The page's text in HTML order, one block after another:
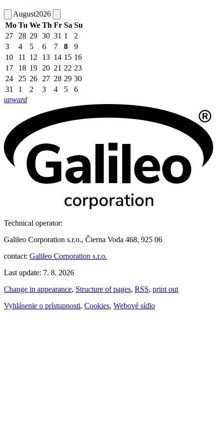
August2026
Mo Tu We Th Fr Sa Su
27
28 29 30 31 1
2
3
4 5 6 7 8
9
10
11 12 13 14 15 16
17
18 19 20 21 22 23
24
25 26 27 28 29 30
31
1 2 3 4 5
6
upward
Technical operator:
Galileo Corporation s.r.o., Čierna Voda 468, 925 06
contact: Galileo Corporation s.r.o.
Last update: 7. 8. 2026
Change in appearance, Structure of pages, RSS, print out
Vyhlásenie o prístupnosti, Cookies, Webové sídlo